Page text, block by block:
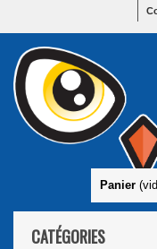
Panier
CATÉGORIES